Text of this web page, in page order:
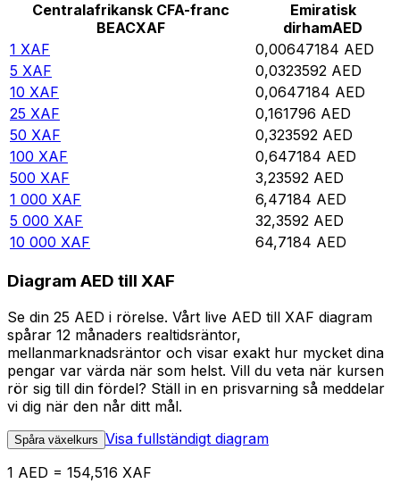
Centralafrikansk CFA-franc
BEACXAF
Emiratisk
dirhamAED
1 XAF 0,00647184 AED
5 XAF 0,0323592 AED
10 XAF 0,0647184 AED
25 XAF 0,161796 AED
50 XAF 0,323592 AED
100 XAF 0,647184 AED
500 XAF 3,23592 AED
1 000 XAF 6,47184 AED
5 000 XAF 32,3592 AED
10 000 XAF 64,7184 AED
Diagram AED till XAF
Se din 25 AED i rörelse. Vårt live AED till XAF diagram
spårar 12 månaders realtidsräntor,
mellanmarknadsräntor och visar exakt hur mycket dina
pengar var värda när som helst. Vill du veta när kursen
rör sig till din fördel? Ställ in en prisvarning så meddelar
vi dig när den når ditt mål.
Spåra växelkurs Visa fullständigt diagram
1 AED = 154,516 XAF